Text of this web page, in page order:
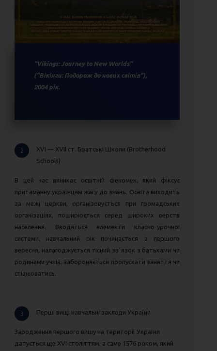
"Vikings: Journey to New Worlds"
("Вікінги: Подорож до нових світів"),
2004 рік.
2
XVI — XVIІ ст. Братські Школи (Brotherhood
Schools)
В цей час виникає освітній феномен, який фіксує
притаманну українцям жагу до знань. Освіта виходить
за межі церкви, організовується при громадських
організаціях, поширюється серед широких верств
населення. Вводяться елементи класно-урочноі
системи, навчальний рік починається з першого
вересня, налагоджується тісний звʼязок з батьками чи
родинами учнів, забороняється пропускати заняття чи
спізнюватись.
3 Перші вищі навчальні заклади України
Зародження першого вишу на території України
датується ще XVI століттям, а саме 1576 роком, який